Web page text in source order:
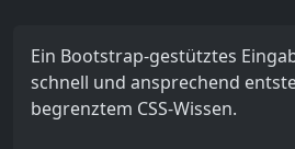
Ein Bootstrap-gestütztes
schnell und ansprechend
begrenztem CSS-Wissen.